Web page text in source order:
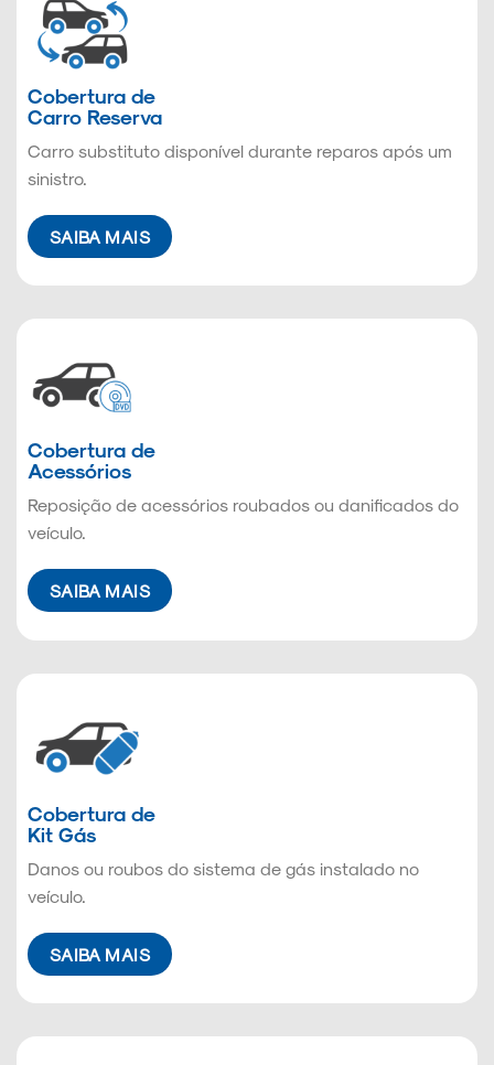
Cobertura de
Carro Reserva
Carro substituto disponível durante reparos após um
sinistro.
SAIBA MAIS
Cobertura de
Acessórios
Reposição de acessórios roubados ou danificados do
veículo.
SAIBA MAIS
Cobertura de
Kit Gás
Danos ou roubos do sistema de gás instalado no
veículo.
SAIBA MAIS